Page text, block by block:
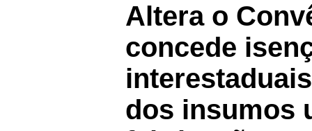
Altera o
concede
dos insumos